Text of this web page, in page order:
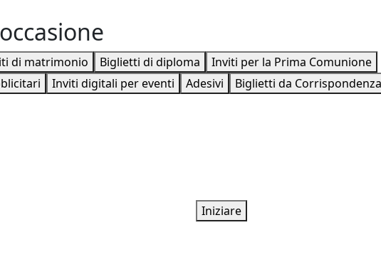
di matrimonio Biglietti di diploma
Inviti per la Prima Comunione
Inviti digitali per eventi Adesivi
Biglietti da Corrispondenza
Iniziare